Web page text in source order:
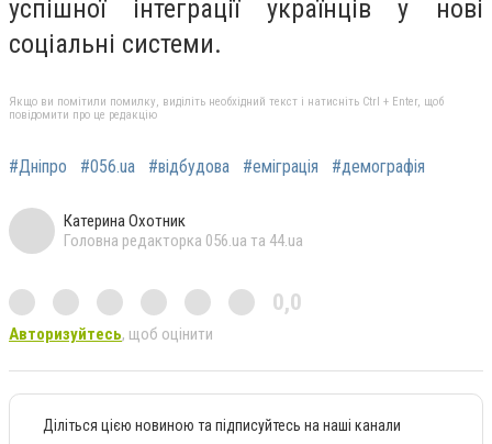
успішної інтеграції українців у нові
соціальні системи.
Якщо ви помітили помилку, виділіть необхідний текст і натисніть Ctrl + Enter, щоб
повідомити про це редакцію
#Дніпро #056.ua #відбудова #еміграція #демографія
Катерина Охотник
Головна редакторка 056.ua та 44.ua
0,0
Авторизуйтесь, щоб оцінити
Діліться цією новиною та підписуйтесь на наші канали